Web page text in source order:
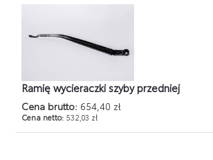
Ramię wycieraczki szyby przedniej
Cena brutto: 654,40 zł
Cena netto: 532,03 zł